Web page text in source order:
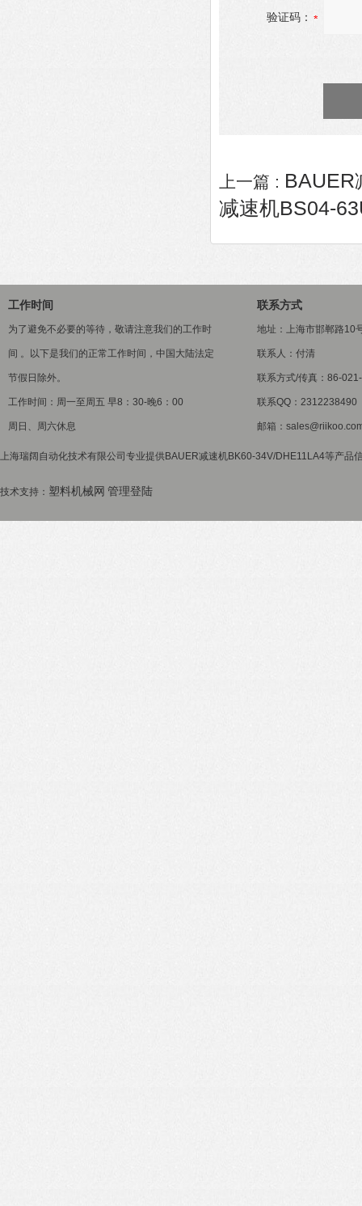
验证码：
上一篇 : BAUER
减速机BS04-
工作时间
为了避免不必要的等待，敬请注意我们的工作时
间 。以下是我们的正常工作时间，中国大陆法定
节假日除外。
工作时间：周一至周五 早8：30-晚6：00
周日、周六休息
联系方式
地址：上海市邯郸路10
联系人：付清
联系方式/传真：86-
联系QQ：2312238490
邮箱：
上海瑞阔自动化技术有限公司专业提供BAUER减速机BK60-34V/DHE11LA4等产品
技术支持： 塑料机械网 管理登陆